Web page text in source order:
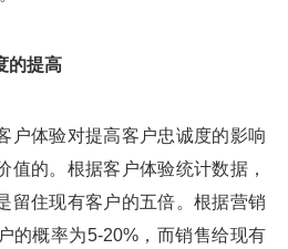
的提高
户体验对提高客户忠诚度的影响
值的。根据客户体验统计数据，
留住现有客户的五倍。根据营销
的概率为5-20%，而销售给现有